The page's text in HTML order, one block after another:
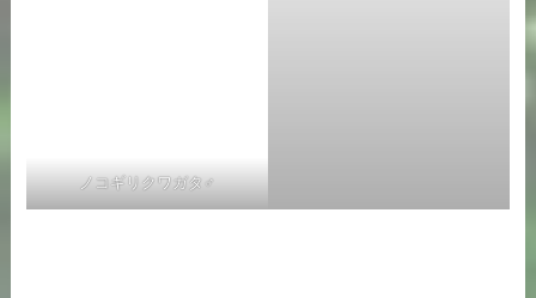
ノコギリクワガタ♂